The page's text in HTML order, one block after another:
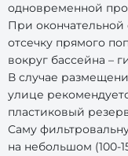
одновременной
При окончательной
отсечку прямого
вокруг бассейна –
В случае
улице
пластиковый
Саму
на небольшом